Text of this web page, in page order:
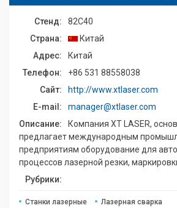
Стенд:
82C40
Страна:
Китай
Адрес:
Китай
Телефон:
+86 531 88558038
Сайт:
http://www.xtlaser.com
E-mail:
manager@xtlaser.com
Описание:
Компания XT LASER,
предлагает международным
предприятиям оборудование для
процессов лазерной резки,
Рубрики:
Станки лазерные Лазерная сварка